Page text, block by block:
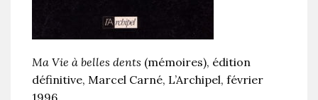
Ma Vie à belles dents (mémoires), édition
définitive, Marcel Carné, L’Archipel, février